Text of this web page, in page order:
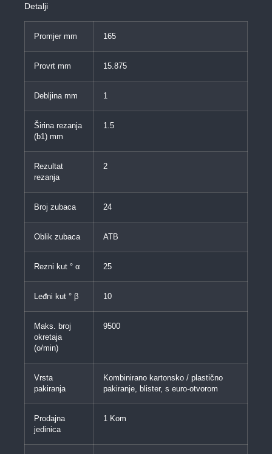
Detalji
Promjer mm 165
Provrt mm 15.875
Debljina mm 1
Širina rezanja
(b1) mm
1.5
Rezultat
rezanja
2
Broj zubaca 24
Oblik zubaca ATB
Rezni kut ° α 25
Leđni kut ° β 10
Maks. broj
okretaja
(o/min)
9500
Vrsta
pakiranja
Kombinirano kartonsko / plastično
pakiranje, blister, s euro-otvorom
Prodajna
jedinica
1 Kom